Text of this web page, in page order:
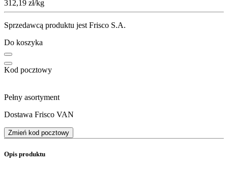
312,19 zł/kg
Sprzedawcą produktu jest Frisco S.A.
Do koszyka
Kod pocztowy
Pełny asortyment
Dostawa Frisco VAN
Zmień kod pocztowy
Opis produktu